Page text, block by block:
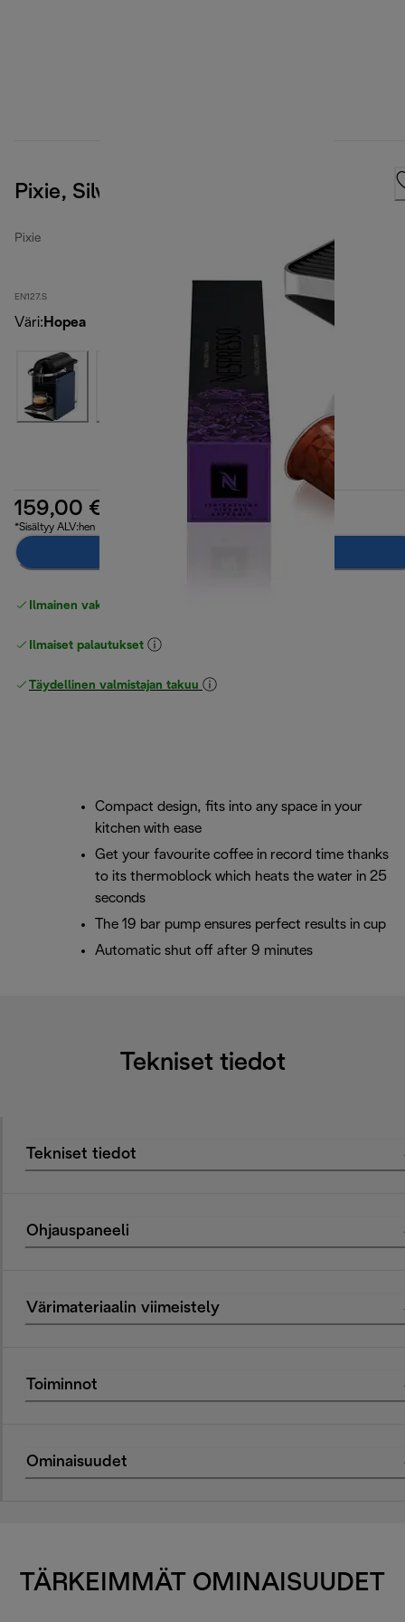
Pixie, Silver
Pixie
EN127.S
Väri: Hopea
159,00 €
*Sisältyy ALV:hen
Ilmainen vakiotoimitus
Ilmaiset palautukset
Täydellinen valmistajan takuu
Compact design, fits into any space in your
kitchen with ease
Get your favourite coffee in record time thanks
to its thermoblock which heats the water in 25
seconds
The 19 bar pump ensures perfect results in cup
Automatic shut off after 9 minutes
Tekniset tiedot
Tekniset tiedot
Ohjauspaneeli
Värimateriaalin viimeistely
Toiminnot
Ominaisuudet
TÄRKEIMMÄT OMINAISUUDET